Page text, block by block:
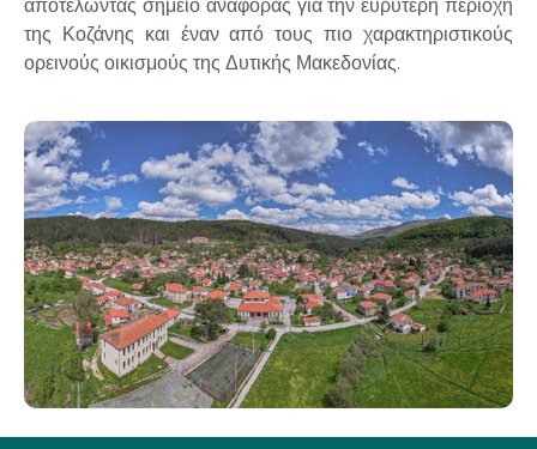
αποτελώντας σημείο αναφοράς για την ευρύτερη περιοχή
της Κοζάνης και έναν από τους πιο χαρακτηριστικούς
ορεινούς οικισμούς της Δυτικής Μακεδονίας.